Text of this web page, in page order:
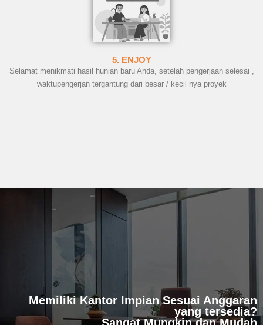
5. ENJOY
Selamat menikmati hasil hunian baru Anda, setelah pengerjaan selesai ,
waktupengerjan tergantung dari besar / kecil nya proyek
Memiliki Kantor Impian Sesuai Anggaran
yang tersedia?
Sangat Mungkin dan Mudah